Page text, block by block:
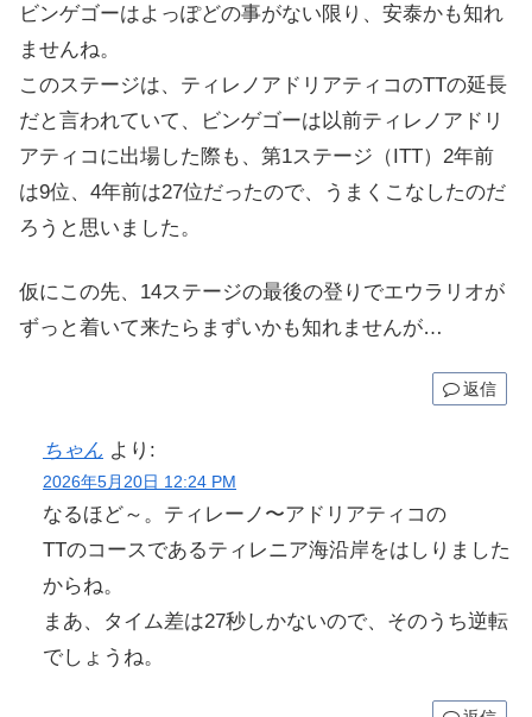
ビンゲゴーはよっぽどの事がない限り、安泰かも知れ
ませんね。
このステージは、ティレノアドリアティコのTTの延長
だと言われていて、ビンゲゴーは以前ティレノアドリ
アティコに出場した際も、第1ステージ（ITT）2年前
は9位、4年前は27位だったので、うまくこなしたのだ
ろうと思いました。
仮にこの先、14ステージの最後の登りでエウラリオが
ずっと着いて来たらまずいかも知れませんが…
返信
ちゃん より:
2026年5月20日 12:24 PM
なるほど～。ティレーノ〜アドリアティコの
TTのコースであるティレニア海沿岸をはしりました
からね。
まあ、タイム差は27秒しかないので、そのうち逆転
でしょうね。